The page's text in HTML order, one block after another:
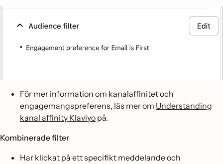
För mer information om kanalaffinitet och
engagemangspreferens, läs mer om Understanding
kanal affinity Klaviyo på.
Kombinerade filter
Har klickat på ett specifikt meddelande och